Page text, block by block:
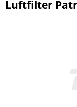
Luftfilter